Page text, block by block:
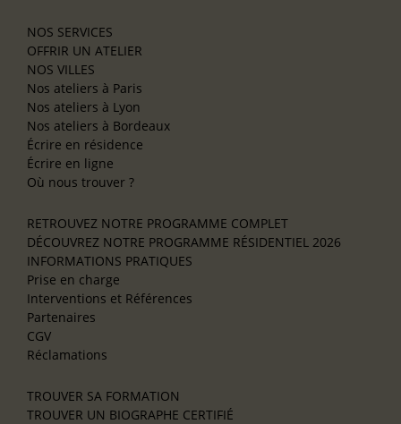
NOS SERVICES
OFFRIR UN ATELIER
NOS VILLES
Nos ateliers à Paris
Nos ateliers à Lyon
Nos ateliers à Bordeaux
Écrire en résidence
Écrire en ligne
Où nous trouver ?
RETROUVEZ NOTRE PROGRAMME COMPLET
DÉCOUVREZ NOTRE PROGRAMME RÉSIDENTIEL 2026
INFORMATIONS PRATIQUES
Prise en charge
Interventions et Références
Partenaires
CGV
Réclamations
TROUVER SA FORMATION
TROUVER UN BIOGRAPHE CERTIFIÉ